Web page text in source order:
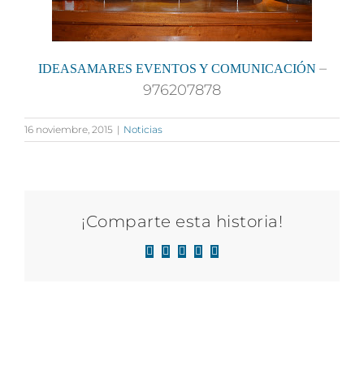
IDEASAMARES EVENTOS Y COMUNICACIÓN –
976207878
16 noviembre, 2015 | Noticias
¡Comparte esta historia!
Facebook
X LinkedIn
WhatsApp
Correo